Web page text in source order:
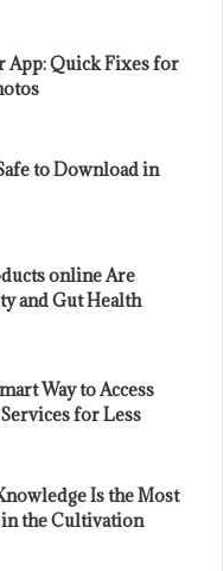
App: Quick Fixes for
to Download in
online Are
and Gut Health
Way to Access
for Less
Is the Most
the Cultivation